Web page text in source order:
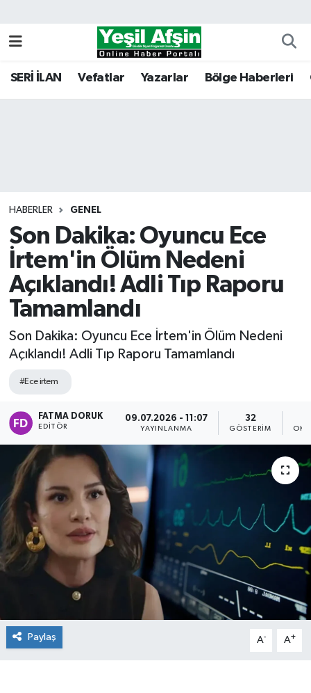
SERİ İLAN Vefatlar Yazarlar Bölge Haberleri
HABERLER GENEL
Son Dakika: Oyuncu Ece
İrtem'in Ölüm Nedeni
Açıklandı! Adli Tıp Raporu
Tamamlandı
Son Dakika: Oyuncu Ece İrtem'in Ölüm Nedeni
Açıklandı! Adli Tıp Raporu Tamamlandı
#Ece irtem
FATMA DORUK
EDITÖR
09.07.2026 - 11:07
YAYINLANMA
32
GÖSTERIM
Paylaş A- A+
Kahramanmaraş Nöbetçi Eczaneler
Tüm Manşetler
Son Dakika Haberleri
Haber Arşivi